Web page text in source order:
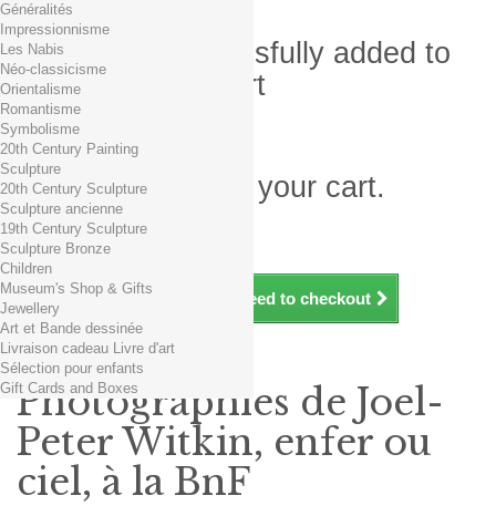
Product successfully added to
your shopping cart
Quantity
Total
There is 1 item in your cart.
Total products (tax incl.)
Total shipping TTC
Total (tax incl.)
Continue shopping Proceed to checkout
Généralités
Impressionnisme
Les Nabis
Néo-classicisme
Orientalisme
Romantisme
Symbolisme
20th Century Painting
Sculpture
20th Century Sculpture
Sculpture ancienne
19th Century Sculpture
Sculpture Bronze
Children
Museum's Shop & Gifts
Jewellery
Art et Bande dessinée
Livraison cadeau Livre d'art
Sélection pour enfants
Gift Cards and Boxes
Exposition
Photographies de Joel-
Peter Witkin, enfer ou
ciel, à la BnF